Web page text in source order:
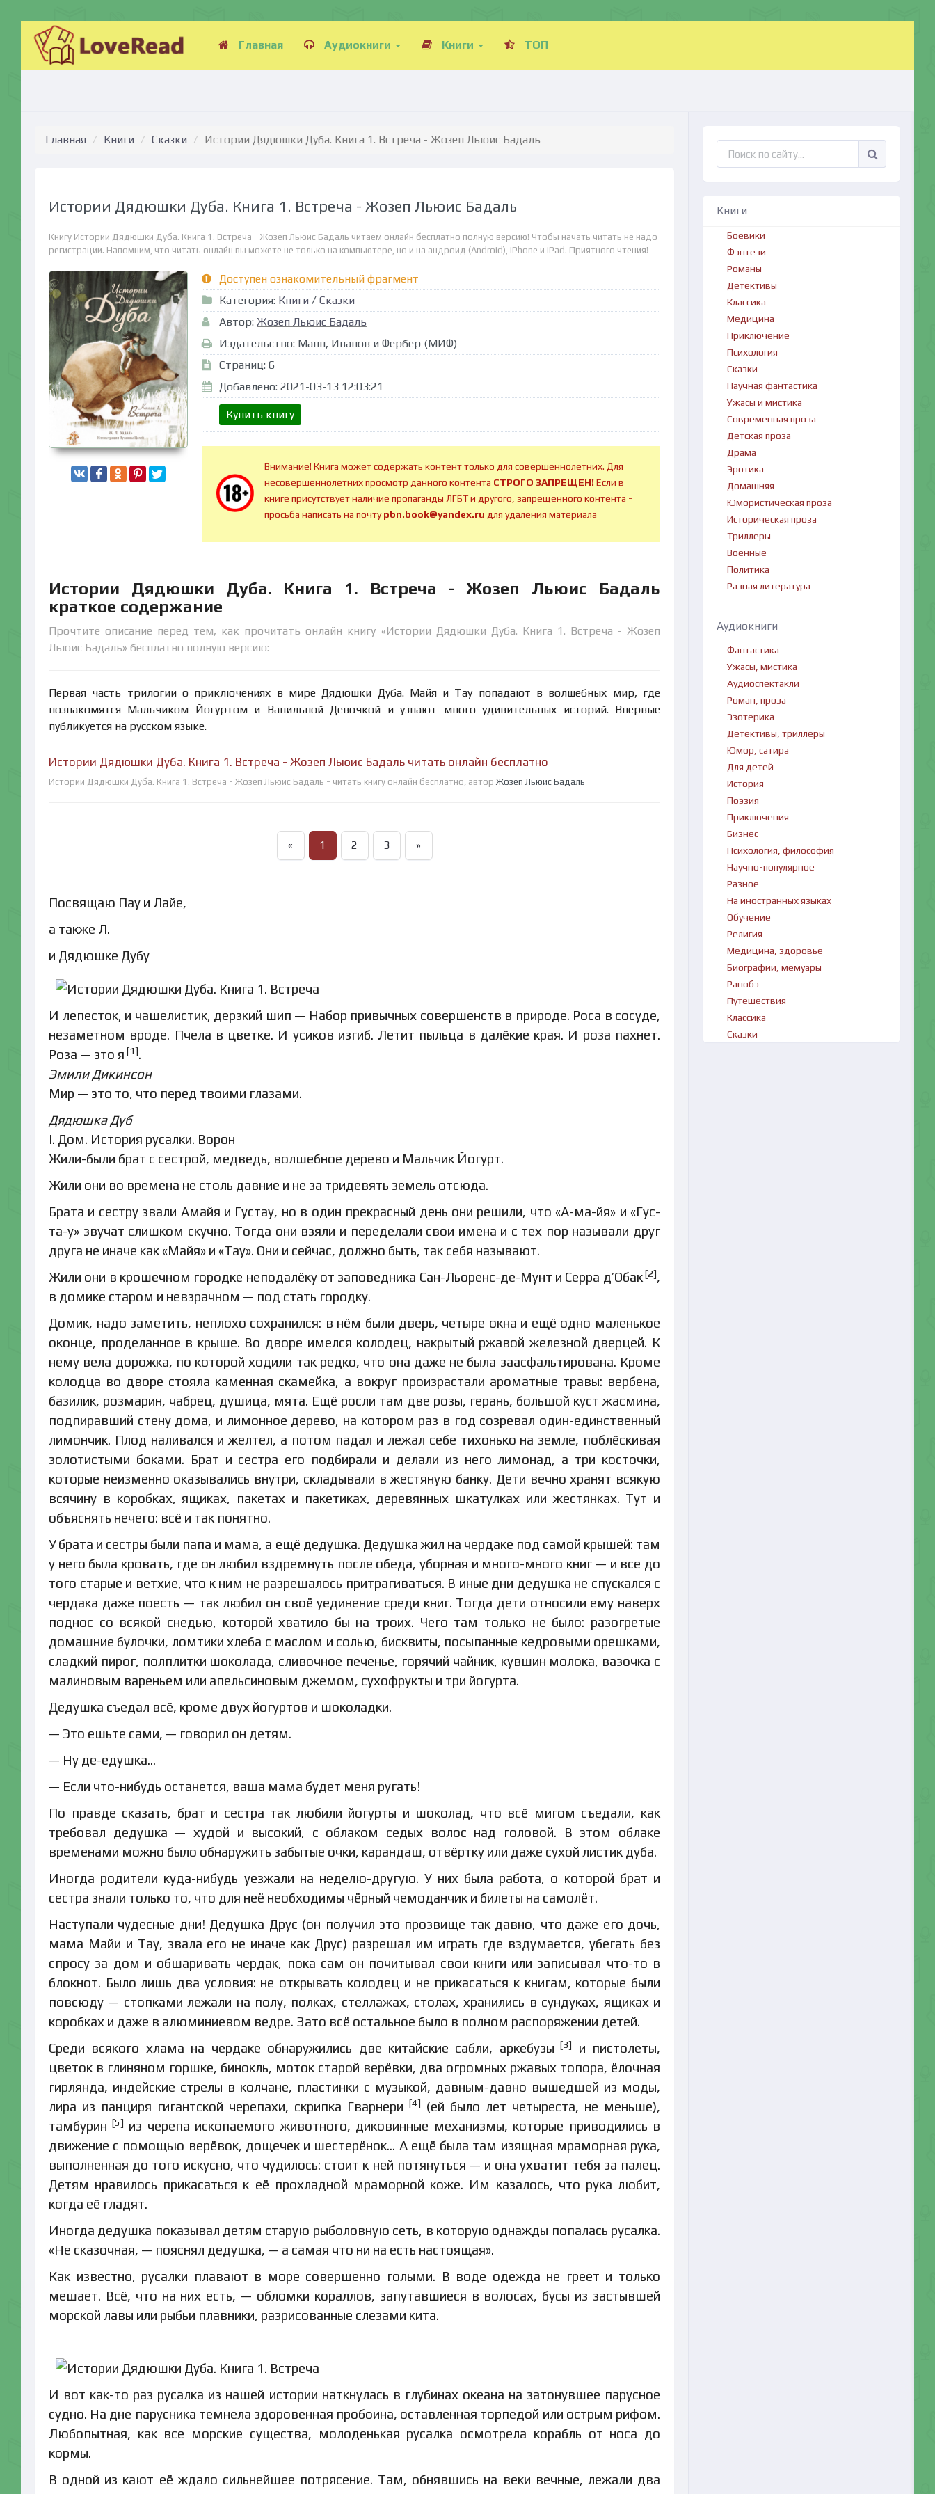
Главная Аудиокниги Книги ТОП
Главная Книги Сказки Истории Дядюшки Дуба. Книга 1. Встреча - Жозеп Льюис Бадаль
Истории Дядюшки Дуба. Книга 1. Встреча - Жозеп Льюис Бадаль
Книгу Истории Дядюшки Дуба. Книга 1. Встреча - Жозеп Льюис Бадаль читаем онлайн бесплатно полную версию! Чтобы начать читать не надо
регистрации. Напомним, что читать онлайн вы можете не только на компьютере, но и на андроид (Android), iPhone и iPad. Приятного чтения!
Доступен ознакомительный фрагмент
Категория: Книги / Сказки
Автор: Жозеп Льюис Бадаль
Издательство: Манн, Иванов и Фербер (МИФ)
Страниц: 6
Добавлено: 2021-03-13 12:03:21
Купить книгу
Внимание! Книга может содержать контент только для совершеннолетних. Для
несовершеннолетних просмотр данного контента СТРОГО ЗАПРЕЩЕН!Если в
книге присутствует наличие пропаганды ЛГБТ и другого, запрещенного контента -
просьба написать на почтуpbn.book@yandex.ru для удаления материала
Истории Дядюшки Дуба. Книга 1. Встреча - Жозеп Льюис Бадаль
краткое содержание
Прочтите описание перед тем, как прочитать онлайн книгу «Истории Дядюшки Дуба. Книга 1. Встреча - Жозеп
Льюис Бадаль» бесплатно полную версию:
Первая часть трилогии о приключениях в мире Дядюшки Дуба. Майя и Тау попадают в волшебных мир, где
познакомятся Мальчиком Йогуртом и Ванильной Девочкой и узнают много удивительных историй. Впервые
публикуется на русском языке.
Истории Дядюшки Дуба. Книга 1. Встреча - Жозеп Льюис Бадаль читать онлайн бесплатно
Истории Дядюшки Дуба. Книга 1. Встреча - Жозеп Льюис Бадаль - читать книгу онлайн бесплатно, автор Жозеп Льюис Бадаль
« 1 2 3 »
Посвящаю Пау и Лайе,
а также Л.
и Дядюшке Дубу
И лепесток, и чашелистик, дерзкий шип — Набор привычных совершенств в природе. Роса в сосуде,
незаметном вроде. Пчела в цветке. И усиков изгиб. Летит пыльца в далёкие края. И роза пахнет.
Роза — это я [1].
Эмили Дикинсон
Мир — это то, что перед твоими глазами.
Дядюшка Дуб
I. Дом. История русалки. Ворон
Жили-были брат с сестрой, медведь, волшебное дерево и Мальчик Йогурт.
Жили они во времена не столь давние и не за тридевять земель отсюда.
Брата и сестру звали Амайя и Густау, но в один прекрасный день они решили, что «А-ма-йя» и «Гус-
та-у» звучат слишком скучно. Тогда они взяли и переделали свои имена и с тех пор называли друг
друга не иначе как «Майя» и «Тау». Они и сейчас, должно быть, так себя называют.
Жили они в крошечном городке неподалёку от заповедника Сан-Льоренс-де-Мунт и Серра д’Обак[2],
в домике старом и невзрачном — под стать городку.
Домик, надо заметить, неплохо сохранился: в нём были дверь, четыре окна и ещё одно маленькое
оконце, проделанное в крыше. Во дворе имелся колодец, накрытый ржавой железной дверцей. К
нему вела дорожка, по которой ходили так редко, что она даже не была заасфальтирована. Кроме
колодца во дворе стояла каменная скамейка, а вокруг произрастали ароматные травы: вербена,
базилик, розмарин, чабрец, душица, мята. Ещё росли там две розы, герань, большой куст жасмина,
подпиравший стену дома, и лимонное дерево, на котором раз в год созревал один-единственный
лимончик. Плод наливался и желтел, а потом падал и лежал себе тихонько на земле, поблёскивая
золотистыми боками. Брат и сестра его подбирали и делали из него лимонад, а три косточки,
которые неизменно оказывались внутри, складывали в жестяную банку. Дети вечно хранят всякую
всячину в коробках, ящиках, пакетах и пакетиках, деревянных шкатулках или жестянках. Тут и
объяснять нечего: всё и так понятно.
У брата и сестры были папа и мама, а ещё дедушка. Дедушка жил на чердаке под самой крышей: там
у него была кровать, где он любил вздремнуть после обеда, уборная и много-много книг — и все до
того старые и ветхие, что к ним не разрешалось притрагиваться. В иные дни дедушка не спускался с
чердака даже поесть — так любил он своё уединение среди книг. Тогда дети относили ему наверх
поднос со всякой снедью, которой хватило бы на троих. Чего там только не было: разогретые
домашние булочки, ломтики хлеба с маслом и солью, бисквиты, посыпанные кедровыми орешками,
сладкий пирог, полплитки шоколада, сливочное печенье, горячий чайник, кувшин молока, вазочка с
малиновым вареньем или апельсиновым джемом, сухофрукты и три йогурта.
Дедушка съедал всё, кроме двух йогуртов и шоколадки.
— Это ешьте сами, — говорил он детям.
— Ну де-едушка…
— Если что-нибудь останется, ваша мама будет меня ругать!
По правде сказать, брат и сестра так любили йогурты и шоколад, что всё мигом съедали, как
требовал дедушка — худой и высокий, с облаком седых волос над головой. В этом облаке
временами можно было обнаружить забытые очки, карандаш, отвёртку или даже сухой листик дуба.
Иногда родители куда-нибудь уезжали на неделю-другую. У них была работа, о которой брат и
сестра знали только то, что для неё необходимы чёрный чемоданчик и билеты на самолёт.
Наступали чудесные дни! Дедушка Друс (он получил это прозвище так давно, что даже его дочь,
мама Майи и Тау, звала его не иначе как Друс) разрешал им играть где вздумается, убегать без
спросу за дом и обшаривать чердак, пока сам он почитывал свои книги или записывал что-то в
блокнот. Было лишь два условия: не открывать колодец и не прикасаться к книгам, которые были
повсюду — стопками лежали на полу, полках, стеллажах, столах, хранились в сундуках, ящиках и
коробках и даже в алюминиевом ведре. Зато всё остальное было в полном распоряжении детей.
Среди всякого хлама на чердаке обнаружились две китайские сабли, аркебузы [3]
и пистолеты,
цветок в глиняном горшке, бинокль, моток старой верёвки, два огромных ржавых топора, ёлочная
гирлянда, индейские стрелы в колчане, пластинки с музыкой, давным-давно вышедшей из моды,
лира из панциря гигантской черепахи, скрипка Гварнери [4]
(ей было лет четыреста, не меньше),
тамбурин [5] из черепа ископаемого животного, диковинные механизмы, которые приводились в
движение с помощью верёвок, дощечек и шестерёнок… А ещё была там изящная мраморная рука,
выполненная до того искусно, что чудилось: стоит к ней потянуться — и она ухватит тебя за палец.
Детям нравилось прикасаться к её прохладной мраморной коже. Им казалось, что рука любит,
когда её гладят.
Иногда дедушка показывал детям старую рыболовную сеть, в которую однажды попалась русалка.
«Не сказочная, — пояснял дедушка, — а самая что ни на есть настоящая».
Как известно, русалки плавают в море совершенно голыми. В воде одежда не греет и только
мешает. Всё, что на них есть, — обломки кораллов, запутавшиеся в волосах, бусы из застывшей
морской лавы или рыбьи плавники, разрисованные слезами кита.
И вот как-то раз русалка из нашей истории наткнулась в глубинах океана на затонувшее парусное
судно. На дне парусника темнела здоровенная пробоина, оставленная торпедой или острым рифом.
Любопытная, как все морские существа, молоденькая русалка осмотрела корабль от носа до
кормы.
В одной из кают её ждало сильнейшее потрясение. Там, обнявшись на веки вечные, лежали два
Книги
Боевики
Фэнтези
Романы
Детективы
Классика
Медицина
Приключение
Психология
Сказки
Научная фантастика
Ужасы и мистика
Современная проза
Детская проза
Драма
Эротика
Домашняя
Юмористическая проза
Историческая проза
Триллеры
Военные
Политика
Разная литература
Аудиокниги
Фантастика
Ужасы, мистика
Аудиоспектакли
Роман, проза
Эзотерика
Детективы, триллеры
Юмор, сатира
Для детей
История
Поэзия
Приключения
Бизнес
Психология, философия
Научно-популярное
Разное
На иностранных языках
Обучение
Религия
Медицина, здоровье
Биографии, мемуары
Ранобэ
Путешествия
Классика
Сказки